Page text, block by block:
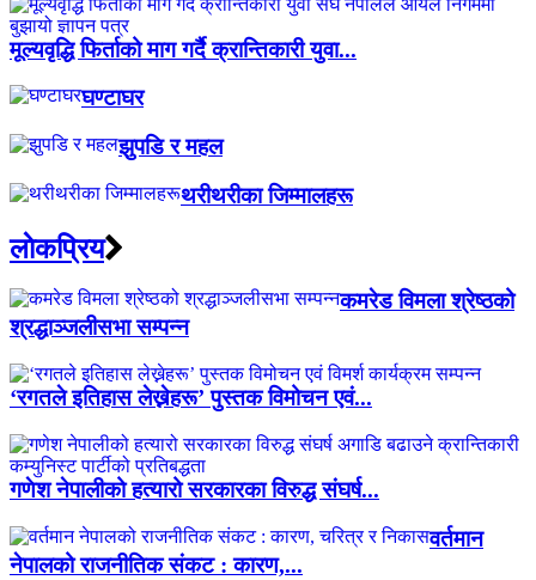
मूल्यवृद्धि फिर्ताको माग गर्दै क्रान्तिकारी युवा...
घण्टाघर
झुपडि र महल
थरीथरीका जिम्मालहरू
लाेकप्रिय
कमरेड विमला श्रेष्ठको
श्रद्धाञ्जलीसभा सम्पन्न
‘रगतले इतिहास लेख्नेहरू’ पुस्तक विमोचन एवं...
गणेश नेपालीको हत्यारो सरकारका विरुद्ध संघर्ष...
वर्तमान
नेपालको राजनीतिक संकट : कारण,...